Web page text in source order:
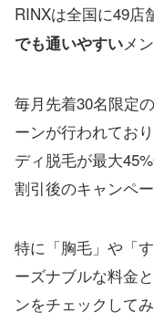
RINXは全国に49店
でも通いやすいメ
毎月先着30名限定
ーンが行われてお
ディ脱毛が最大
割引後のキャンペー
特に「胸毛」や「
ーズナブルな料金
ンをチェックして